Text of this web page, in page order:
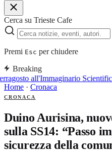
Cerca su Trieste Cafe
Premi Esc per chiudere
Breaking
all'Immaginario
Home · Cronaca
CRONACA
Duino Aurisina,
sulla SS14: “Passo
sicurezza della